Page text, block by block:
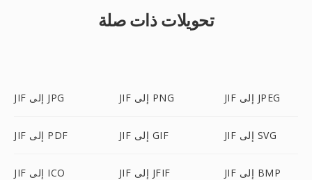
تحويلات ذات صلة
JIF إلى JPG JIF إلى PNG JIF إلى JPEG
JIF إلى PDF JIF إلى GIF JIF إلى SVG
JIF إلى ICO JIF إلى JFIF JIF إلى BMP